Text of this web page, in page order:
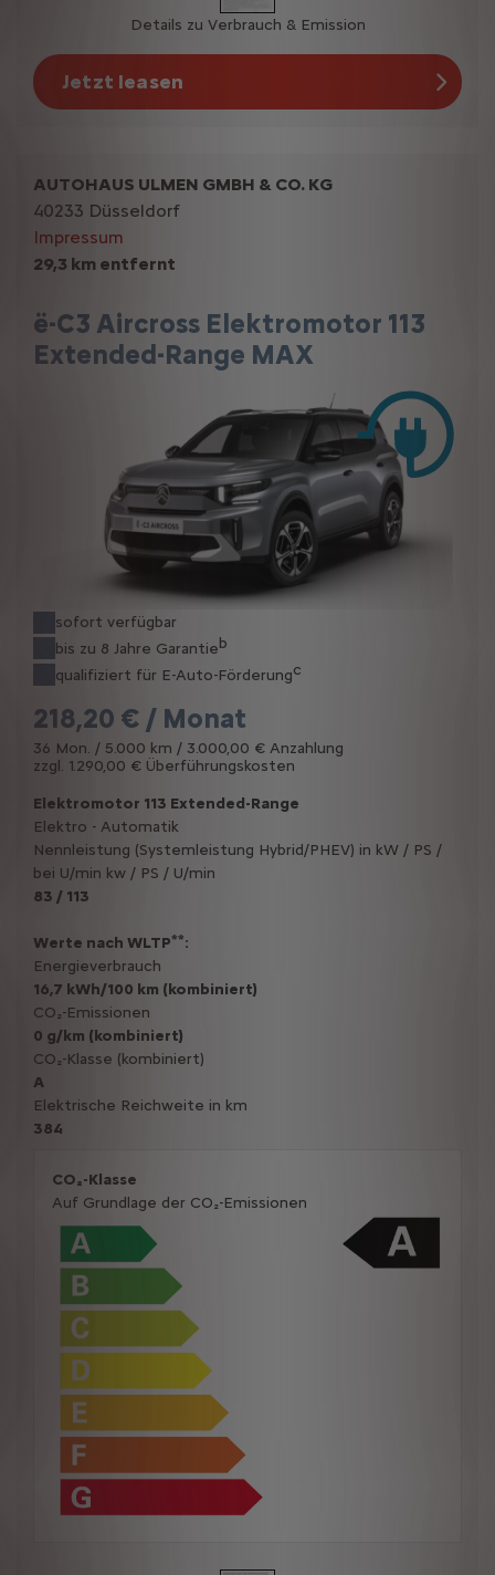
Details zu Verbrauch & Emission
Jetzt leasen
29,3 km entfernt
ë-C3 Aircross Elektromotor 113
Extended-Range MAX
sofort verfügbar
bis zu 8 Jahre Garantieb
qualifiziert für E-Auto-Förderungc
218,20 € / Monat
36 Mon. / 5.000 km / 3.000,00 € Anzahlung
zzgl. 1.290,00 € Überführungskosten
AUTOHAUS ULMEN GMBH & CO. KG
40233 Düsseldorf
Impressum
Elektromotor 113 Extended-Range
Elektro - Automatik
Nennleistung (Systemleistung Hybrid/PHEV) in kW / PS /
bei U/min kw / PS / U/min
83 / 113
Werte nach WLTP**:
Energieverbrauch
16,7 kWh/100 km (kombiniert)
CO₂-Emissionen
0 g/km (kombiniert)
CO₂-Klasse (kombiniert)
A
Elektrische Reichweite in km
384
CO₂-Klasse
Auf Grundlage der CO₂-Emissionen